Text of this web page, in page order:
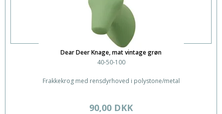
Dear Deer Knage, mat vintage grøn
40-50-100
Frakkekrog med rensdyrhoved i polystone/metal
90,00 DKK